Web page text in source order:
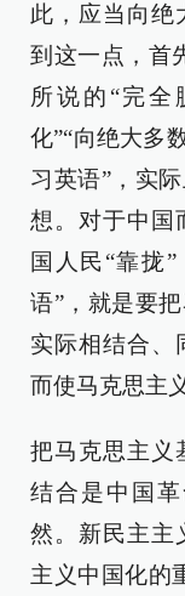
此，应当向绝
到这一点，首
所说的“完全
化”“向绝大多
习英语”，实
想。对于中国
国人民“靠拢
语”，就是要
实际相结合、
而使马克思主
把马克思主义
结合是中国
然。新民主主
主义中国化的